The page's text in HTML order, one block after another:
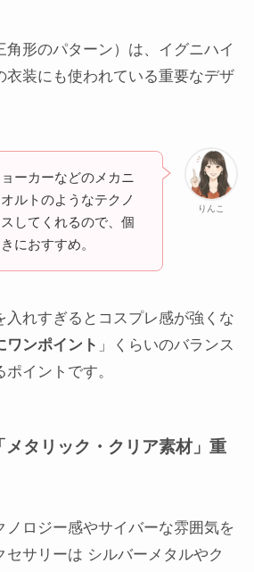
角形のパターン）は、イグニハイ
衣装にも使われている重要なデザ
りんこ
ーカーなどのメカニ
ルトのようなテクノ
してくれるので、個
におすすめ。
入れすぎるとコスプレ感が強くな
ワンポイント 」くらいのバランス
イントです。
メタリック・クリア素材」重
ノロジー感やサイバーな雰囲気を
セサリーは シルバーメタルやク